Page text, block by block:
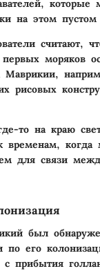
которые
на этом пустом
считают,
моряков
Маврикии,
рисовых
то на краю
временам,
для связи
был
по его
прибытия